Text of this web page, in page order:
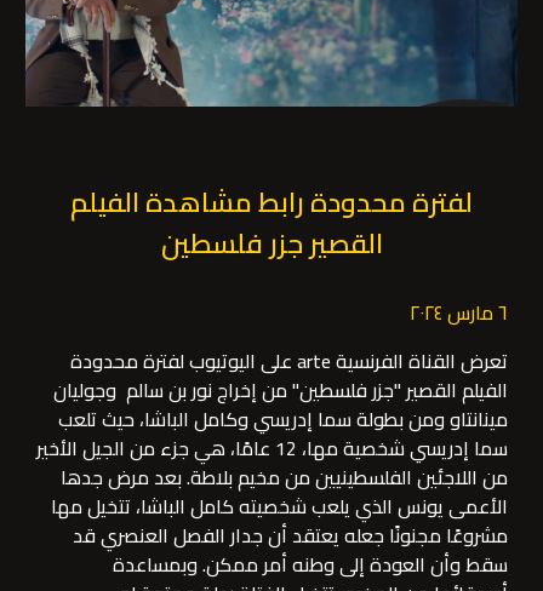
لفترة محدودة رابط مشاهدة الفيلم
القصير جزر فلسطين
٦ مارس ٢٠٢٤
تعرض القناة الفرنسية arte على اليوتيوب لفترة محدودة
الفيلم القصير "جزر فلسطين" من إخراج نور بن سالم وجوليان
مينانتاو ومن بطولة سما إدريسي وكامل الباشا، حيث تلعب
سما إدريسي شخصية مها، 12 عامًا، هي جزء من الجيل الأخير
من اللاجئين الفلسطينيين من مخيم بلاطة. بعد مرض جدها
الأعمى يونس الذي يلعب شخصيته كامل الباشا، تتخيل مها
مشروعًا مجنونًا جعله يعتقد أن جدار الفصل العنصري قد
سقط وأن العودة إلى وطنه أمر ممكن. وبمساعدة